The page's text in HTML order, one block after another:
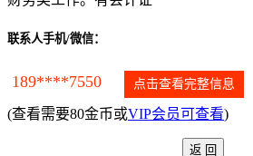
联系人手机/微信：
189****7550 点击查看完整信息
(查看需要80金币或VIP会员可查看)